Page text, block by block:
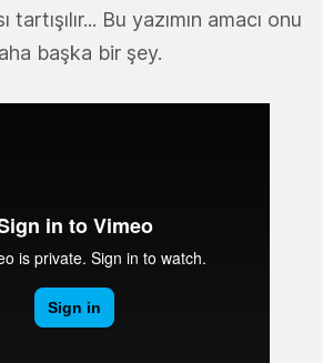
Bu yazımın amacı onu
başka bir şey.